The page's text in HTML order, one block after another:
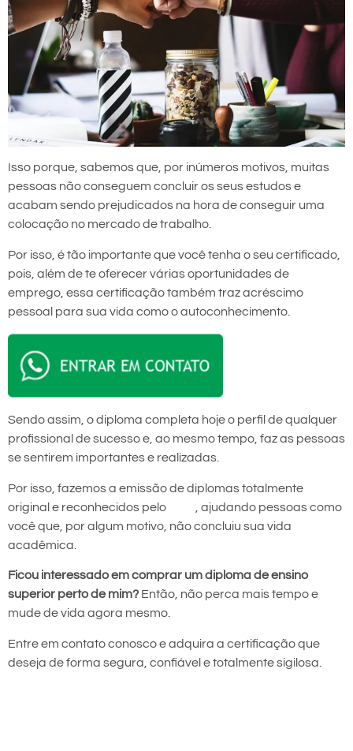
Isso porque, sabemos que, por inúmeros motivos, muitas
pessoas não conseguem concluir os seus estudos e
acabam sendo prejudicados na hora de conseguir uma
colocação no mercado de trabalho.
Por isso, é tão importante que você tenha o seu certificado,
pois, além de te oferecer várias oportunidades de
emprego, essa certificação também traz acréscimo
pessoal para sua vida como o autoconhecimento.
Sendo assim, o diploma completa hoje o perfil de qualquer
profissional de sucesso e, ao mesmo tempo, faz as pessoas
se sentirem importantes e realizadas.
Por isso, fazemos a emissão de diplomas totalmente
original e reconhecidos pelo
, ajudando pessoas como
você que, por algum motivo, não concluiu sua vida
acadêmica.
Ficou interessado em comprar um diploma de ensino
superior perto de mim? Então, não perca mais tempo e
mude de vida agora mesmo.
Entre em contato conosco e adquira a certificação que
deseja de forma segura, confiável e totalmente sigilosa.